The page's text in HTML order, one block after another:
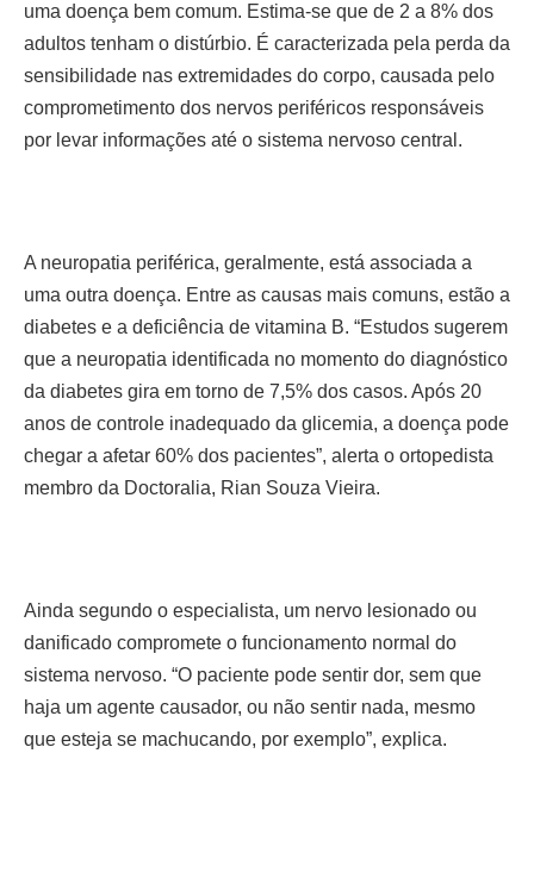
uma doença bem comum. Estima-se que de 2 a 8% dos
adultos tenham o distúrbio. É caracterizada pela perda da
sensibilidade nas extremidades do corpo, causada pelo
comprometimento dos nervos periféricos responsáveis
por levar informações até o sistema nervoso central.
A neuropatia periférica, geralmente, está associada a
uma outra doença. Entre as causas mais comuns, estão a
diabetes e a deficiência de vitamina B. “Estudos sugerem
que a neuropatia identificada no momento do diagnóstico
da diabetes gira em torno de 7,5% dos casos. Após 20
anos de controle inadequado da glicemia, a doença pode
chegar a afetar 60% dos pacientes”, alerta o ortopedista
membro da Doctoralia, Rian Souza Vieira.
Ainda segundo o especialista, um nervo lesionado ou
danificado compromete o funcionamento normal do
sistema nervoso. “O paciente pode sentir dor, sem que
haja um agente causador, ou não sentir nada, mesmo
que esteja se machucando, por exemplo”, explica.